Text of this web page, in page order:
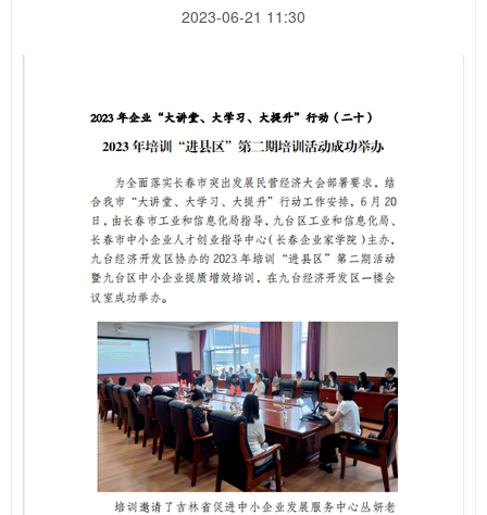
2023-06-21 11:30